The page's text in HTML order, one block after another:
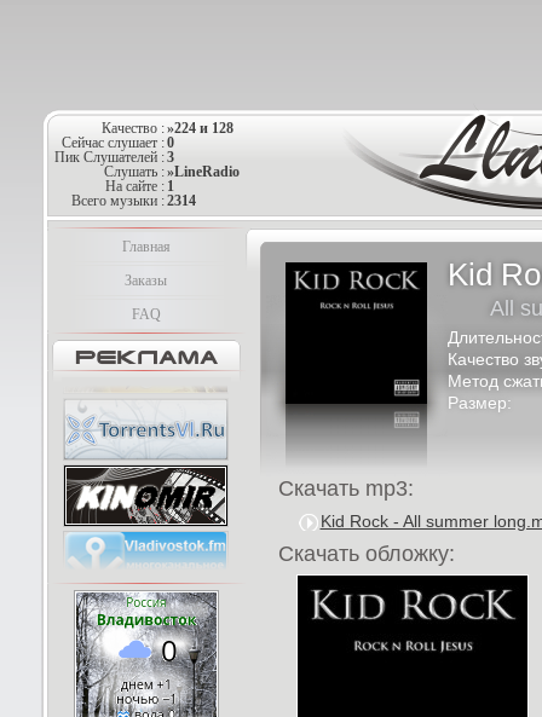
Качество :»224 и 128
Сейчас слушает :0
Пик Слушателей :3
Слушать :»LineRadio
На сайте : 1
Всего музыки :2314
Главная
Заказы
FAQ
Kid
All
Качество
Метод
Размер:
Скачать mp3:
Kid Rock - All summer
Скачать обложку: